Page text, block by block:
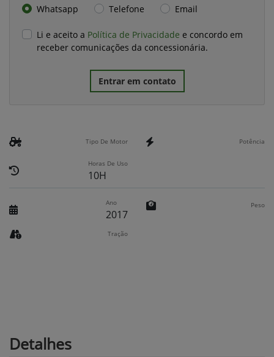
Whatsapp
Telefone Email
Li e aceito a Política de Privacidade e concordo em
receber comunicações da concessionária.
Entrar em contato
Tipo De Motor Potência
Horas De Uso
10H
Ano
2017
Peso
Tração
Detalhes